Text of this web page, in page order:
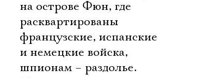
на острове Фюн, где
расквартированы
французские, испанские
и немецкие войска,
шпионам – раздолье.